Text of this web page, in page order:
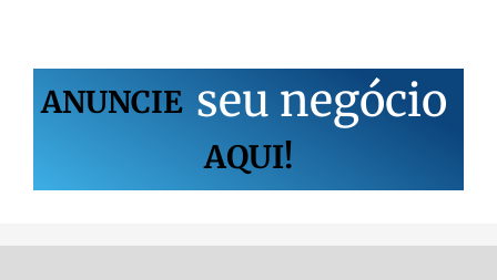
ANUNCIE seu negócio
AQUI!